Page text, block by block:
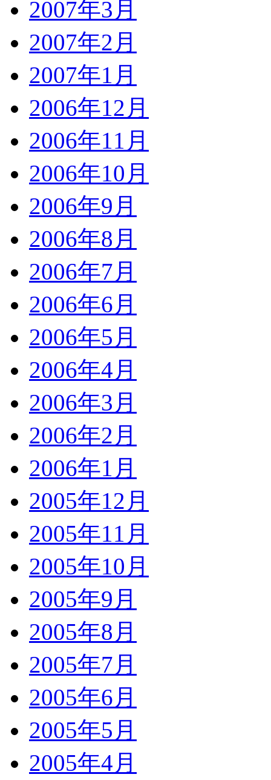
2007年3月
2007年2月
2007年1月
2006年12月
2006年11月
2006年10月
2006年9月
2006年8月
2006年7月
2006年6月
2006年5月
2006年4月
2006年3月
2006年2月
2006年1月
2005年12月
2005年11月
2005年10月
2005年9月
2005年8月
2005年7月
2005年6月
2005年5月
2005年4月